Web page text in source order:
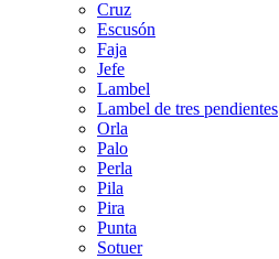
Cruz
Escusón
Faja
Jefe
Lambel
Lambel de tres pendientes
Orla
Palo
Perla
Pila
Pira
Punta
Sotuer